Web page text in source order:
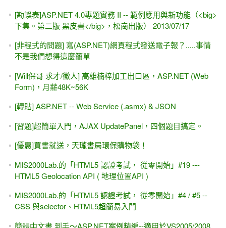
[勘誤表]ASP.NET 4.0專題實務 II -- 範例應用與新功能（<big>
下集。第二版 黑皮書</big>，松崗出版） 2013/07/17
[非程式的問題] 寫(ASP.NET)網頁程式發送電子報？.....事情
不是我們想得這麼簡單
[Will保哥 求才/徵人] 高雄楠梓加工出口區，ASP.NET (Web
Form)，月薪48K~56K
[轉貼] ASP.NET -- Web Service (.asmx) & JSON
[習題]超簡單入門，AJAX UpdatePanel，四個題目搞定。
[優惠]買書就送，天瓏書局環保購物袋！
MIS2000Lab.的「HTML5 認證考試， 從零開始」#19 ---
HTML5 Geolocation API ( 地理位置API )
MIS2000Lab.的「HTML5 認證考試， 從零開始」#4 / #5 --
CSS 與selector、HTML5超簡易入門
簡體中文書 到手～ASP.NET案例精編--適用於VS2005/2008